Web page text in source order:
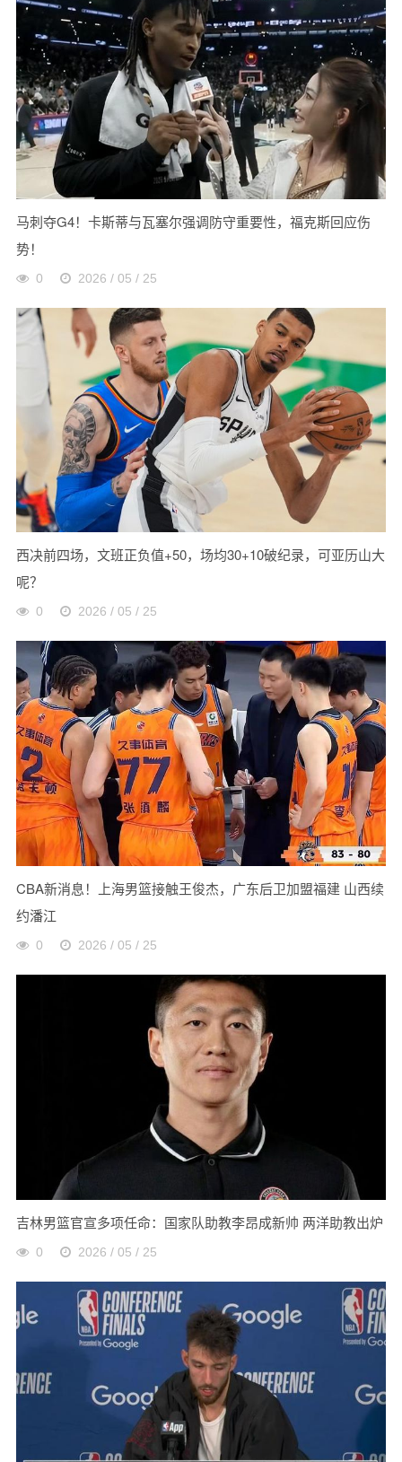
马刺夺G4！卡斯蒂与瓦塞尔强调防守重要性，福克斯回应伤
势！
0 2026 / 05 / 25
西决前四场，文班正负值+50，场均30+10破纪录，可亚历山大
呢？
0 2026 / 05 / 25
CBA新消息！上海男篮接触王俊杰，广东后卫加盟福建 山西续
约潘江
0 2026 / 05 / 25
吉林男篮官宣多项任命：国家队助教李昂成新帅 两洋助教出炉
0 2026 / 05 / 25